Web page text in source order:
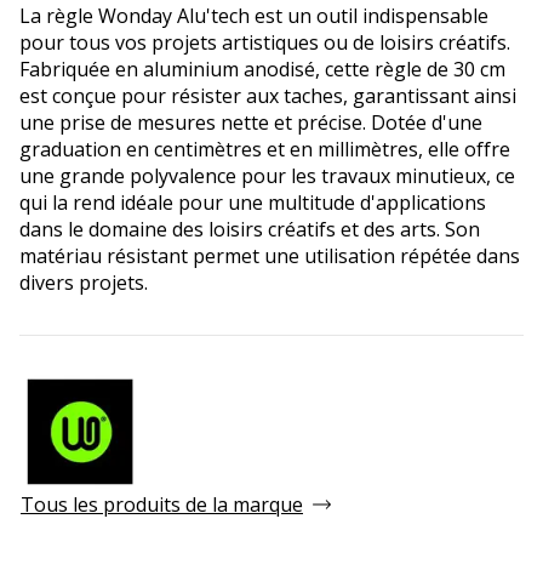
La règle Wonday Alu'tech est un outil indispensable
pour tous vos projets artistiques ou de loisirs créatifs.
Fabriquée en aluminium anodisé, cette règle de 30 cm
est conçue pour résister aux taches, garantissant ainsi
une prise de mesures nette et précise. Dotée d'une
graduation en centimètres et en millimètres, elle offre
une grande polyvalence pour les travaux minutieux, ce
qui la rend idéale pour une multitude d'applications
dans le domaine des loisirs créatifs et des arts. Son
matériau résistant permet une utilisation répétée dans
divers projets.
Tous les produits de la marque